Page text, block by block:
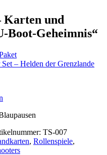
Karten und
Boot-Geheimnis“
– Helden der Grenzlande
TS-007
, Rollenspiele,